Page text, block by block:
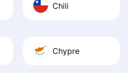
Chili
Chypre